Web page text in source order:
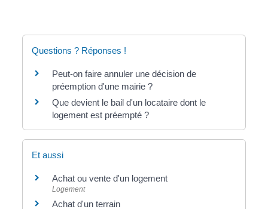
Questions ? Réponses !
Peut-on faire annuler une décision de
préemption d'une mairie ?
Que devient le bail d'un locataire dont le
logement est préempté ?
Et aussi
Achat ou vente d'un logement
Logement
Achat d'un terrain